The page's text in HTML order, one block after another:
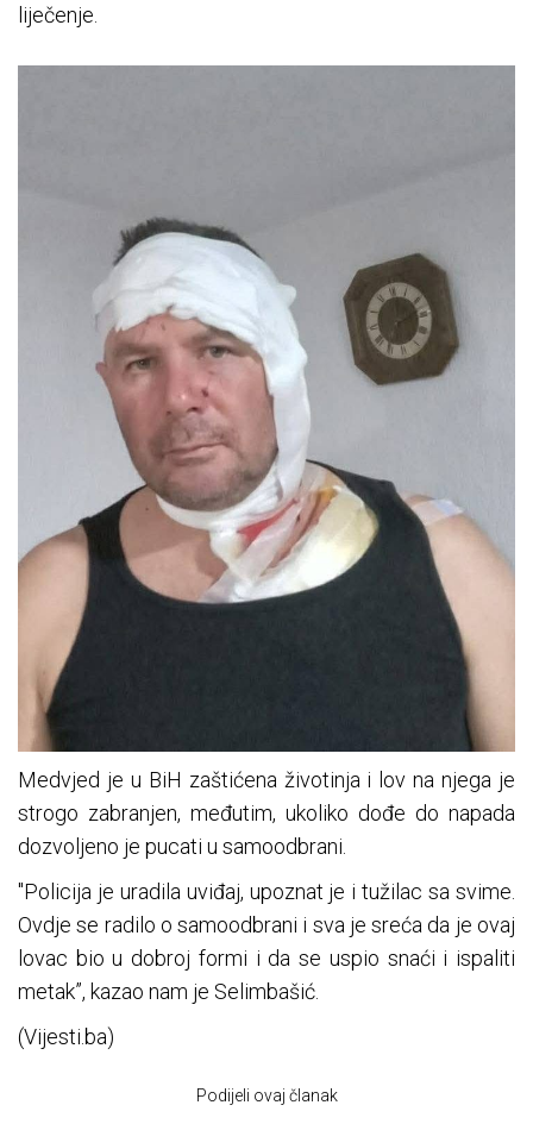
liječenje.
Medvjed je u BiH zaštićena životinja i lov na njega je
strogo zabranjen, međutim, ukoliko dođe do napada
dozvoljeno je pucati u samoodbrani.
"Policija je uradila uviđaj, upoznat je i tužilac sa svime.
Ovdje se radilo o samoodbrani i sva je sreća da je ovaj
lovac bio u dobroj formi i da se uspio snaći i ispaliti
metak”, kazao nam je Selimbašić.
(Vijesti.ba)
Podijeli ovaj članak